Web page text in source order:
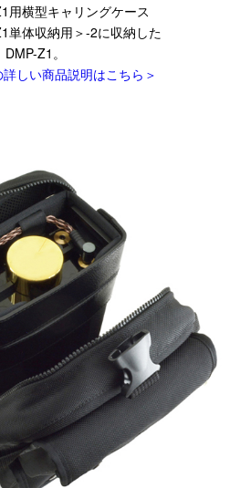
用横型キャリングケース
単体収納用＞-2に収納した
DMP-Z1。
しい商品説明はこちら＞